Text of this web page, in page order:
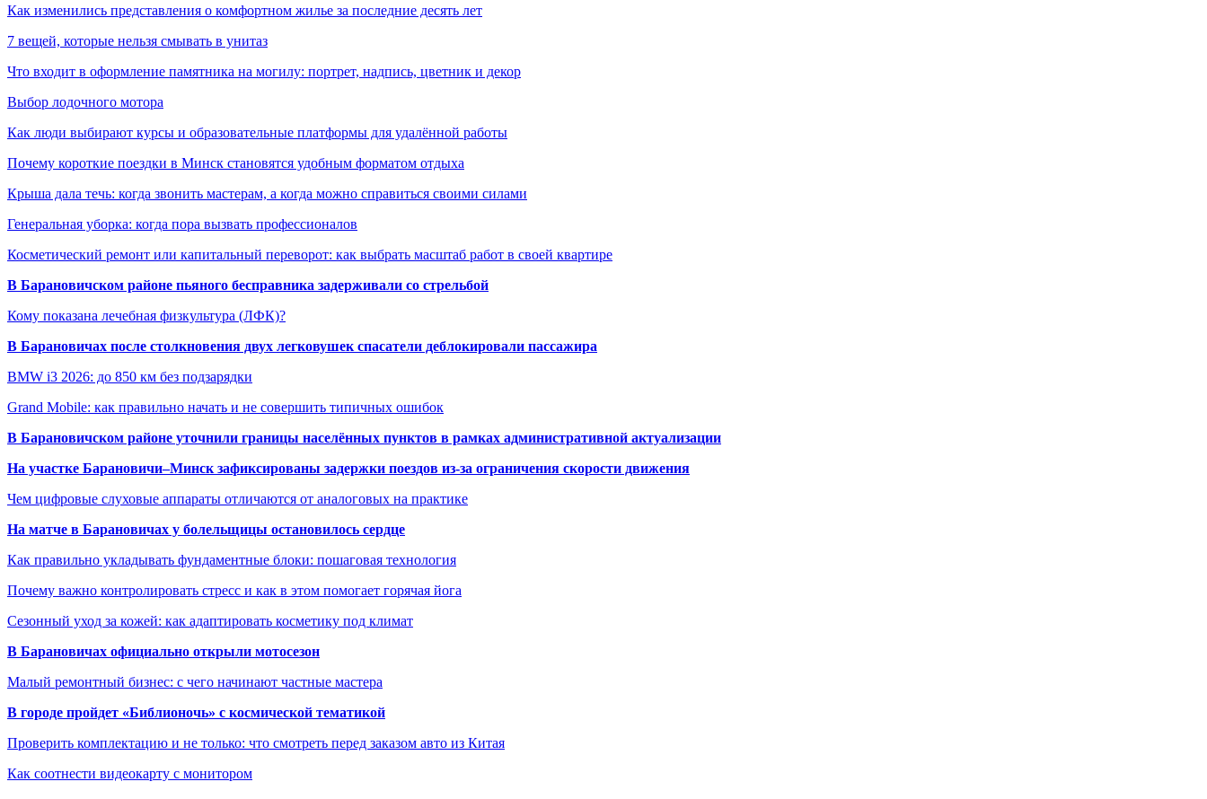
Как изменились представления о комфортном жилье за последние десять лет
7 вещей, которые нельзя смывать в унитаз
Что входит в оформление памятника на могилу: портрет, надпись, цветник и декор
Выбор лодочного мотора
Как люди выбирают курсы и образовательные платформы для удалённой работы
Почему короткие поездки в Минск становятся удобным форматом отдыха
Крыша дала течь: когда звонить мастерам, а когда можно справиться своими силами
Генеральная уборка: когда пора вызвать профессионалов
Косметический ремонт или капитальный переворот: как выбрать масштаб работ в своей квартире
В Барановичском районе пьяного бесправника задерживали со стрельбой
Кому показана лечебная физкультура (ЛФК)?
В Барановичах после столкновения двух легковушек спасатели деблокировали пассажира
BMW i3 2026: до 850 км без подзарядки
Grand Mobile: как правильно начать и не совершить типичных ошибок
В Барановичском районе уточнили границы населённых пунктов в рамках административной актуализации
На участке Барановичи–Минск зафиксированы задержки поездов из-за ограничения скорости движения
Чем цифровые слуховые аппараты отличаются от аналоговых на практике
На матче в Барановичах у болельщицы остановилось сердце
Как правильно укладывать фундаментные блоки: пошаговая технология
Почему важно контролировать стресс и как в этом помогает горячая йога
Сезонный уход за кожей: как адаптировать косметику под климат
В Барановичах официально открыли мотосезон
Малый ремонтный бизнес: с чего начинают частные мастера
В городе пройдет «Библионочь» с космической тематикой
Проверить комплектацию и не только: что смотреть перед заказом авто из Китая
Как соотнести видеокарту с монитором